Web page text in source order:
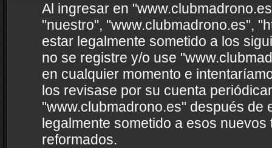
Al ingresar en
"nuestro", "www.clubmadrono.es",
estar legalmente sometido a los
no se registre y/o use
en cualquier momento e
los revisase por su cuenta
"www.clubmadrono.es" después
legalmente sometido a esos
reformados.